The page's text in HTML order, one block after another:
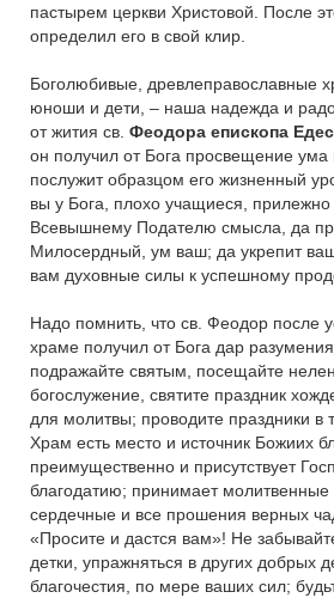
пастырем церкви Христовой. После
определил его в свой клир.
Боголюбивые, древлеправославные
юноши и дети, – наша надежда и
от жития св. Феодора епископа
он получил от Бога просвещение ума
послужит образцом его жизненный
вы у Бога, плохо учащиеся, прилежно
Всевышнему Подателю смысла, да
Милосердный, ум ваш; да укрепит
вам духовные силы к успешному
Надо помнить, что св. Феодор после
храме получил от Бога дар
подражайте святым, посещайте
богослужение, святите праздник
для молитвы; проводите праздники в
Храм есть место и источник Божиих
преимущественно и присутствует
благодатию; принимает молитвенные
сердечные и все прошения верных
«Просите и дастся вам»! Не
детки, упражняться в других добрых
благочестия, по мере ваших сил;